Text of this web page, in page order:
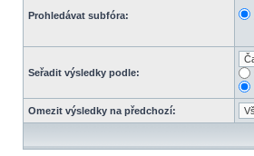
Prohledávat subfóra:
Seřadit výsledky podle:
Omezit výsledky na předchozí: